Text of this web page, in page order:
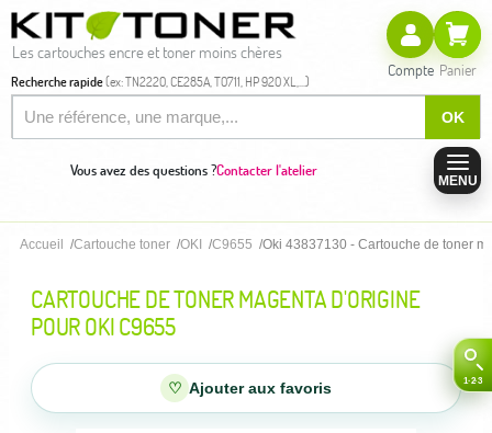
Les cartouches encre et toner moins chères
Recherche rapide(ex: TN2220, CE285A, T0711, HP 920 XL,...)
OK
Compte Panier
Vous avez des questions ?Contacter l'atelier
MENU
Accueil Cartouche toner OKI C9655 Oki 43837130 - Cartouche de toner
CARTOUCHE DE TONER MAGENTA D'ORIGINE
POUR OKI C9655
♡ Ajouter aux favoris